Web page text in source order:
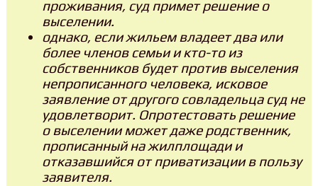
проживания, суд примет решение о
выселении.
однако, если жильем владеет два или
более членов семьи и кто-то из
собственников будет против выселения
непрописанного человека, исковое
заявление от другого совладельца суд не
удовлетворит. Опротестовать решение
о выселении может даже родственник,
прописанный на жилплощади и
отказавшийся от приватизации в пользу
заявителя.